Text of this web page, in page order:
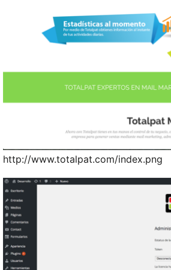
http://www.totalpat.com/index.png